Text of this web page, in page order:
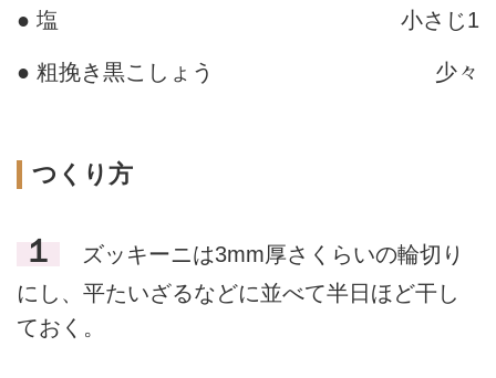
● 塩 小さじ1
● 粗挽き黒こしょう 少々
つくり方
１
ズッキーニは3mm厚さくらいの輪切り
にし、平たいざるなどに並べて半日ほど干し
ておく。